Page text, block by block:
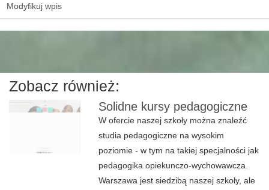
Modyfikuj wpis
Zobacz również:
Solidne kursy pedagogiczne
W ofercie naszej szkoły można znaleźć
studia pedagogiczne na wysokim
poziomie - w tym na takiej specjalności jak
pedagogika opiekunczo-wychowawcza.
Warszawa jest siedzibą naszej szkoły, ale